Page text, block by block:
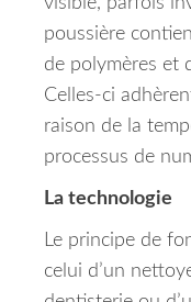
poussière
de polymères et
Celles-ci
raison de la
processus de
La technologie
Le principe de
celui d’un